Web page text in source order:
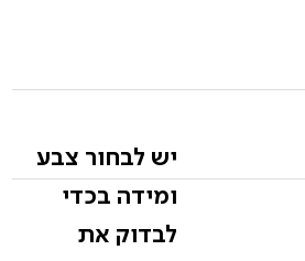
יש לבחור צבע
ומידה בכדי
לבדוק את